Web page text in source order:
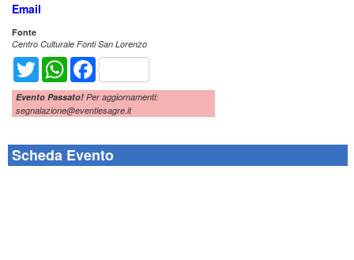
Email
Fonte
Centro Culturale Fonti San Lorenzo
Twitter WhatsAppFacebook
Evento Passato! Per aggiornamenti:
segnalazione@eventiesagre.it
Scheda Evento